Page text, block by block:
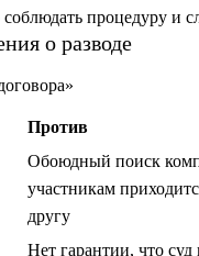
процедуру и
о разводе
Против
Обоюдный поиск
участникам
другу
Нет гарантии, что